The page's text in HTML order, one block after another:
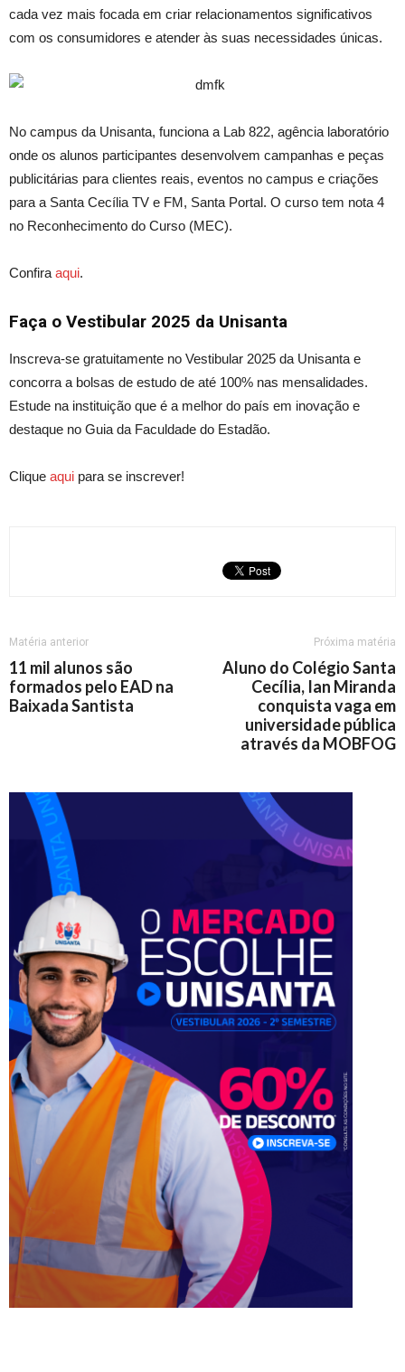
cada vez mais focada em criar relacionamentos significativos
com os consumidores e atender às suas necessidades únicas.
No campus da Unisanta, funciona a Lab 822, agência laboratório
onde os alunos participantes desenvolvem campanhas e peças
publicitárias para clientes reais, eventos no campus e criações
para a Santa Cecília TV e FM, Santa Portal. O curso tem nota 4
no Reconhecimento do Curso (MEC).
Confira aqui.
Faça o Vestibular 2025 da Unisanta
Inscreva-se gratuitamente no Vestibular 2025 da Unisanta e
concorra a bolsas de estudo de até 100% nas mensalidades.
Estude na instituição que é a melhor do país em inovação e
destaque no Guia da Faculdade do Estadão.
Clique aqui para se inscrever!
Matéria anterior
11 mil alunos são
formados pelo EAD na
Baixada Santista
Próxima matéria
Aluno do Colégio Santa
Cecília, Ian Miranda
conquista vaga em
universidade pública
através da MOBFOG